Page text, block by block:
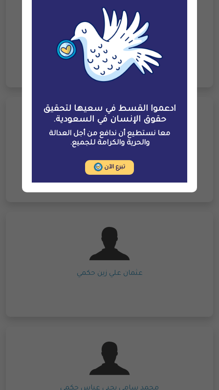
غالب غالب أحمد أبو هدّاش حكمي
بكر عبدالعزيز عبده حكمي
عثمان علي زين حكمي
ادعموا القسط في سعيها لتحقيق
حقوق الإنسان في السعودية.
معا نستطيع أن ندافع من أجل العدالة
والحرية والكرامة للجميع.
تبرع الآن